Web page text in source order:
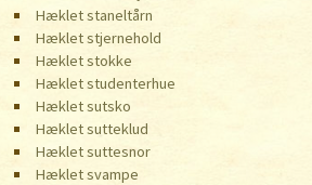
Hæklet staneltårn
Hæklet stjernehold
Hæklet stokke
Hæklet studenterhue
Hæklet sutsko
Hæklet sutteklud
Hæklet suttesnor
Hæklet svampe